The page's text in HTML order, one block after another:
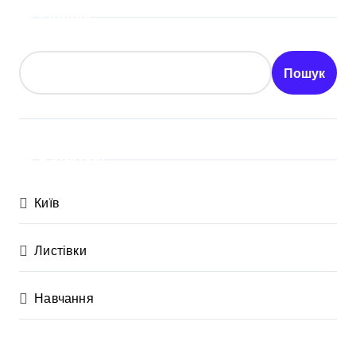
Пошук
Київ
Листівки
Навчання